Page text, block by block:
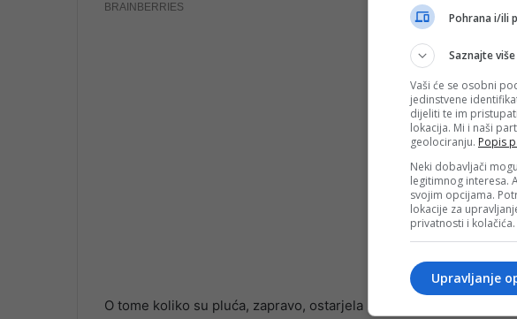
O tome koliko su pluća, zapravo, ostarjela u proteklih pet godina i
Pohrana i/ili
Saznajte više
Vaši će se osobni
jedinstvene
dijeliti te im
lokacija. Mi i naši
geolociranju. Popis
Neki dobavljači
legitimnog interesa.
svojim opcijama.
lokacije za
privatnosti i kolačića.
Upravljanje